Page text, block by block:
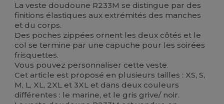
La veste doudoune R233M se distingue par des
finitions élastiques aux extrémités des manches
et du corps.
Des poches zippées ornent les deux côtés et le
col se termine par une capuche pour les soirées
frisquettes.
Vous pouvez personnaliser cette veste.
Cet article est proposé en plusieurs tailles : XS, S,
M, L, XL, 2XL et 3XL et dans deux couleurs
différentes : le marine, et le gris grive/ noir.